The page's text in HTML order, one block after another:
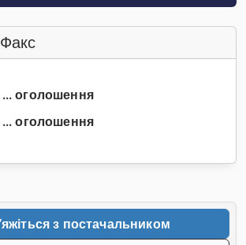
... оголошення
... оголошення
з постачальником